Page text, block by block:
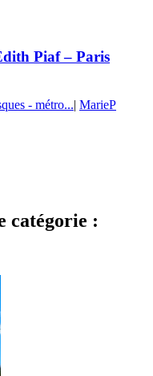
Piaf – Paris
- métro...| MarieP
catégorie :